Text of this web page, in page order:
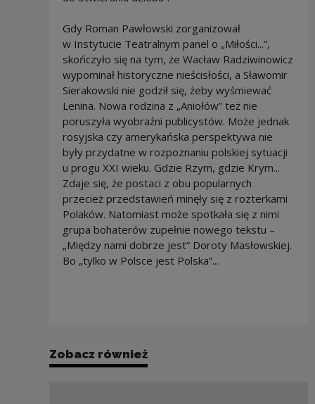
Gdy Roman Pawłowski zorganizował
w Instytucie Teatralnym panel o „Miłości...”,
skończyło się na tym, że Wacław Radziwinowicz
wypominał historyczne nieścisłości, a Sławomir
Sierakowski nie godził się, żeby wyśmiewać
Lenina. Nowa rodzina z „Aniołów” też nie
poruszyła wyobraźni publicystów. Może jednak
rosyjska czy amerykańska perspektywa nie
były przydatne w rozpoznaniu polskiej sytuacji
u progu XXI wieku. Gdzie Rzym, gdzie Krym...
Zdaje się, że postaci z obu popularnych
przecież przedstawień minęły się z rozterkami
Polaków. Natomiast może spotkała się z nimi
grupa bohaterów zupełnie nowego tekstu –
„Między nami dobrze jest” Doroty Masłowskiej.
Bo „tylko w Polsce jest Polska”...
Zobacz również